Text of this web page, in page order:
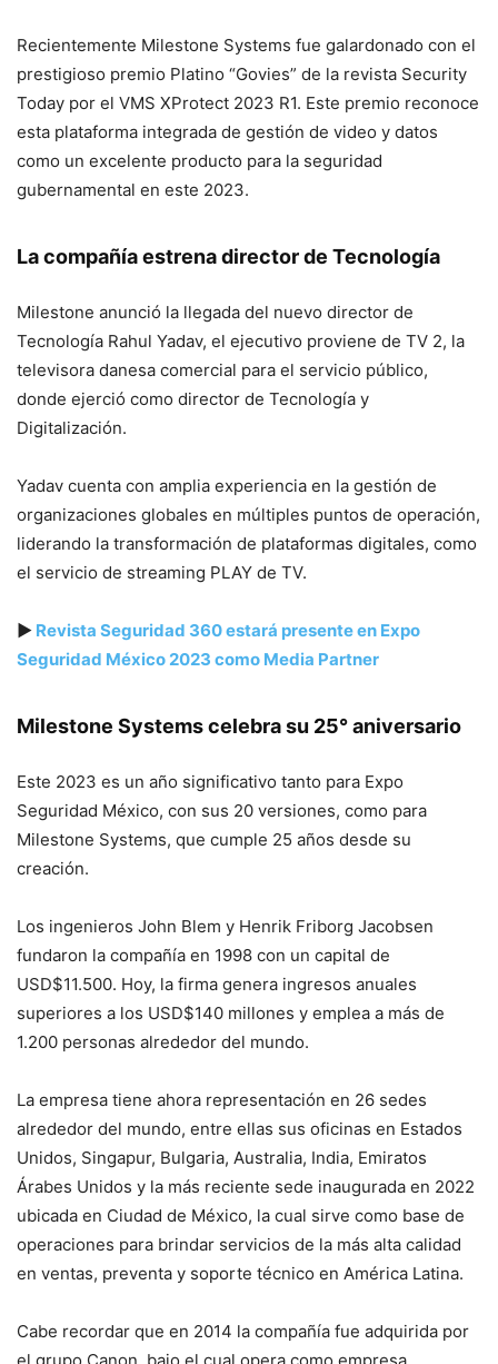
Recientemente Milestone Systems fue galardonado con el
prestigioso premio Platino “Govies” de la revista Security
Today por el VMS XProtect 2023 R1. Este premio reconoce
esta plataforma integrada de gestión de video y datos
como un excelente producto para la seguridad
gubernamental en este 2023.
La compañía estrena director de Tecnología
Milestone anunció la llegada del nuevo director de
Tecnología Rahul Yadav, el ejecutivo proviene de TV 2, la
televisora danesa comercial para el servicio público,
donde ejerció como director de Tecnología y
Digitalización.
Yadav cuenta con amplia experiencia en la gestión de
organizaciones globales en múltiples puntos de operación,
liderando la transformación de plataformas digitales, como
el servicio de streaming PLAY de TV.
▶ Revista Seguridad 360 estará presente en Expo
Seguridad México 2023 como Media Partner
Milestone Systems celebra su 25° aniversario
Este 2023 es un año significativo tanto para Expo
Seguridad México, con sus 20 versiones, como para
Milestone Systems, que cumple 25 años desde su
creación.
Los ingenieros John Blem y Henrik Friborg Jacobsen
fundaron la compañía en 1998 con un capital de
USD$11.500. Hoy, la firma genera ingresos anuales
superiores a los USD$140 millones y emplea a más de
1.200 personas alrededor del mundo.
La empresa tiene ahora representación en 26 sedes
alrededor del mundo, entre ellas sus oficinas en Estados
Unidos, Singapur, Bulgaria, Australia, India, Emiratos
Árabes Unidos y la más reciente sede inaugurada en 2022
ubicada en Ciudad de México, la cual sirve como base de
operaciones para brindar servicios de la más alta calidad
en ventas, preventa y soporte técnico en América Latina.
Cabe recordar que en 2014 la compañía fue adquirida por